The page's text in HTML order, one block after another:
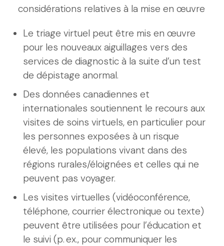
considérations relatives à la mise en œuvre
Le triage virtuel peut être mis en œuvre
pour les nouveaux aiguillages vers des
services de diagnostic à la suite d’un test
de dépistage anormal.
Des données canadiennes et
internationales soutiennent le recours aux
visites de soins virtuels, en particulier pour
les personnes exposées à un risque
élevé, les populations vivant dans des
régions rurales/éloignées et celles qui ne
peuvent pas voyager.
Les visites virtuelles (vidéoconférence,
téléphone, courrier électronique ou texte)
peuvent être utilisées pour l’éducation et
le suivi (p. ex., pour communiquer les